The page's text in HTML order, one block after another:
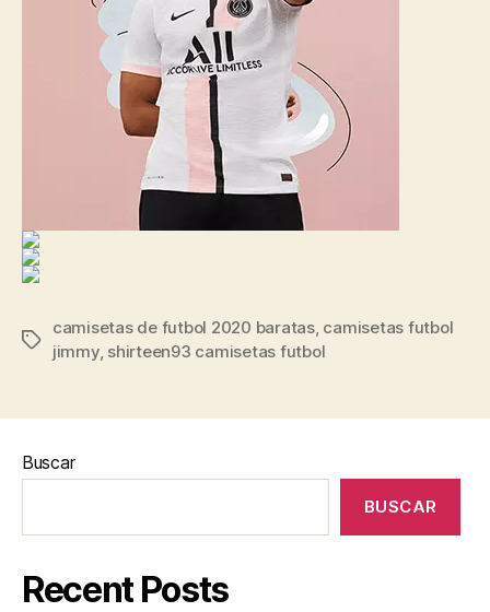
Etiquetas
camisetas de futbol 2020 baratas, camisetas futbol
jimmy, shirteen93 camisetas futbol
Buscar
BUSCAR
Recent Posts